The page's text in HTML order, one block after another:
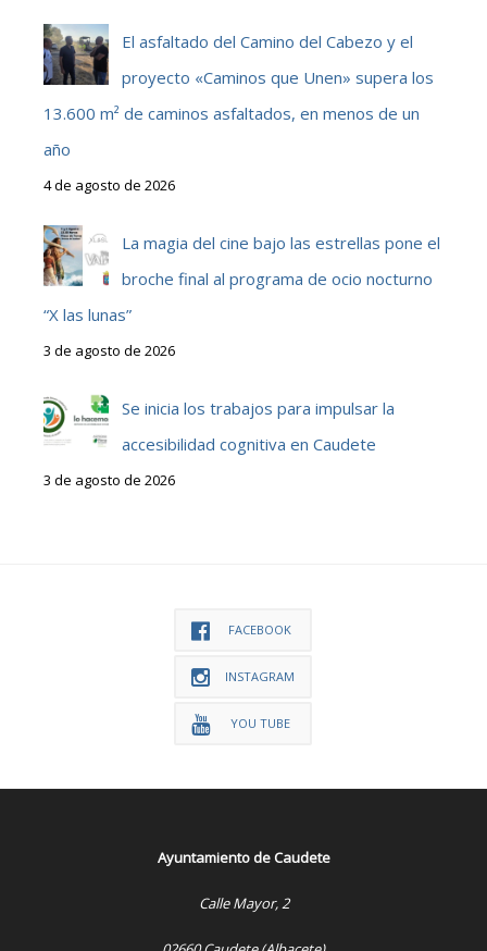
El asfaltado del Camino del Cabezo y el
proyecto «Caminos que Unen» supera los
13.600 m² de caminos asfaltados, en menos de un
año
4 de agosto de 2026
La magia del cine bajo las estrellas pone el
broche final al programa de ocio nocturno
“X las lunas”
3 de agosto de 2026
Se inicia los trabajos para impulsar la
accesibilidad cognitiva en Caudete
3 de agosto de 2026
FACEBOOK
INSTAGRAM
YOU TUBE
Ayuntamiento de Caudete
Calle Mayor, 2